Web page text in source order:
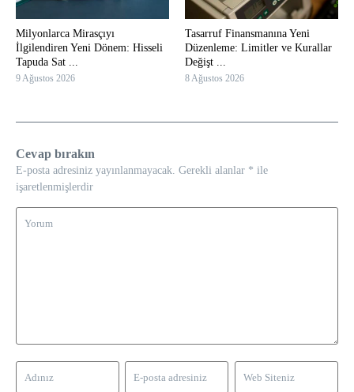
Milyonlarca Mirasçıyı
İlgilendiren Yeni Dönem: Hisseli
Tapuda Sat ...
9 Ağustos 2026
Tasarruf Finansmanına Yeni
Düzenleme: Limitler ve Kurallar
Değişt ...
8 Ağustos 2026
Cevap bırakın
E-posta adresiniz yayınlanmayacak. Gerekli alanlar * ile
işaretlenmişlerdir